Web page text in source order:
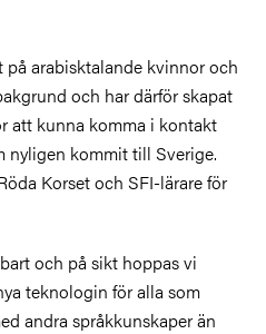
arabisktalande kvinnor och
och har därför skapat
att kunna komma i kontakt
nyligen kommit till Sverige.
Korset och SFI-lärare för
och på sikt hoppas vi
teknologin för alla som
andra språkkunskaper än